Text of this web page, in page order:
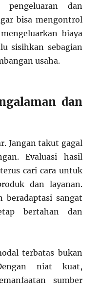
dan
bisa mengontrol
biaya
sisihkan sebagian
usaha.
dan
Jangan takut gagal
Evaluasi hasil
cari cara untuk
dan layanan.
beradaptasi sangat
bertahan dan
terbatas bukan
niat kuat,
sumber